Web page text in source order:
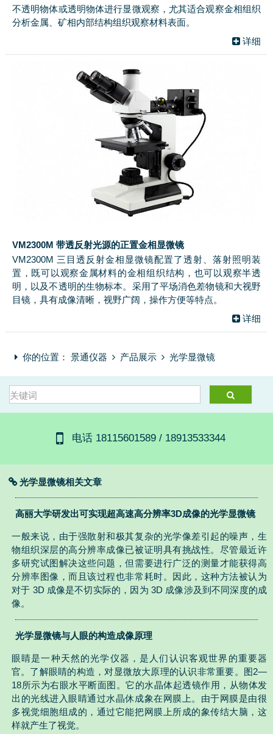
不透明物体或透明物体进行显微观察，尤其适合观察金相组织
分析金属、矿相内部结构组织观察材料表面。
详细
VM2300M 带透反射光源的正置金相显微镜
VM2300M 三目透反射金相显微镜配置了透射、落射照明装
置，既可以观察金属材料的金相组织结构，也可以观察半透
明，以及不透明的生物标本。采用了平场消色差物镜和大视野
目镜，具有成像清晰，视野广阔，操作方便等特点。
详细
你的位置： 景通仪器 产品展示 光学显微镜
电话 18115601589 / 18913533344
光学显微镜相关文章
高丽大学研发出可实现超高速高分辨率3D成像的光学显微镜
一般来说，由于强散射和极其复杂的光学像差引起的噪声，生
物组织深层的高分辨率成像已被证明具有挑战性。尽管最近许
多研究试图解决这些问题，但需要进行广泛的测量才能获得高
分辨率图像，而且该过程也非常耗时。因此，这种方法被认为
对于 3D 成像是不切实际的，因为 3D 成像涉及到不同深度的成
像。
光学显微镜与人眼的构造成像原理
眼睛是一种天然的光学仪器，是人们认识客观世界的重要器
官。了解眼睛的构造，对显微放大原理的认识非常重要。图2—
18所示为右眼水平断面图。它的水晶体起透镜作用，从物体发
出的光线进入眼睛通过水晶休成象在网膜上。由于网膜是由很
多视觉细胞组成的，通过它能把网膜上所成的象传结大脑，这
样就产生了视觉。